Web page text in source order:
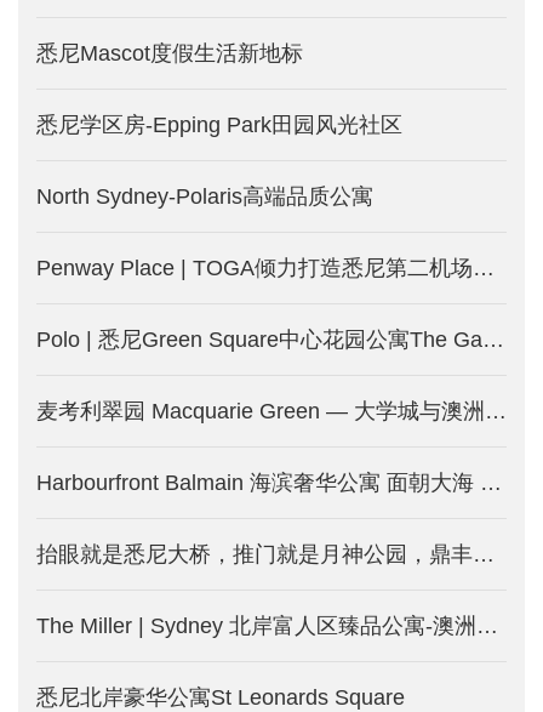
悉尼Mascot度假生活新地标
悉尼学区房-Epping Park田园风光社区
North Sydney-Polaris高端品质公寓
Penway Place | TOGA倾力打造悉尼第二机场附近精品公寓 步达地铁-澳洲悉尼新楼盘发售中
Polo | 悉尼Green Square中心花园公寓The Gallery新一期-澳洲悉尼新房产发售中
麦考利翠园 Macquarie Green — 大学城与澳洲硅谷旁的绿色生活-澳洲悉尼新房产出售中
Harbourfront Balmain 海滨奢华公寓 面朝大海 春暖花开-澳洲悉尼新楼盘开售中
抬眼就是悉尼大桥，推门就是月神公园，鼎丰巨献- Milsons Point地标，荣耀现世
The Miller | Sydney 北岸富人区臻品公寓-澳洲悉尼新楼盘出售中
悉尼北岸豪华公寓St Leonards Square